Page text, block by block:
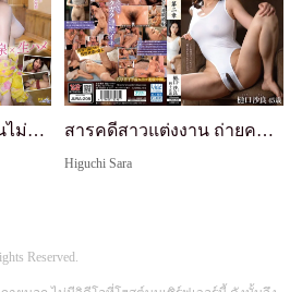
ทริปบ่อน้ำพุร้อนแตกในไม่ใส่เสื้อใน โมโมเสะ ฮิมาริ สารคดีสาวแต่งงาน ถ่ายครั้งแรก บทที่ 2: ซาร่า ฮาชิกูจิ
Higuchi Sara
Reserved.